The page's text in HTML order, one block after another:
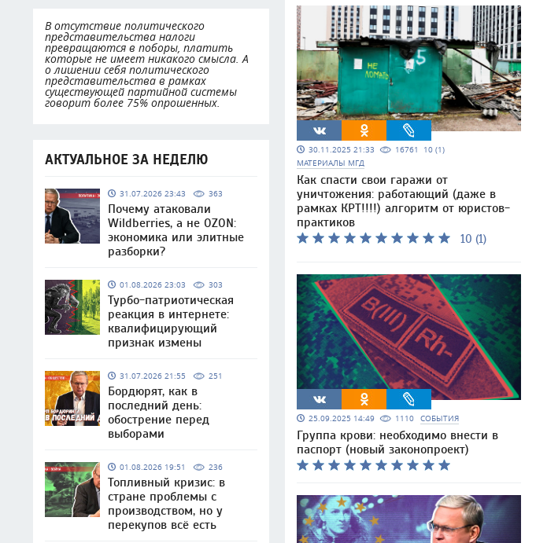
В отсутствие политического
представительства налоги
превращаются в поборы, платить
которые не имеет никакого смысла. А
о лишении себя политического
представительства в рамках
существующей партийной системы
говорит более 75% опрошенных.
АКТУАЛЬНОЕ ЗА НЕДЕЛЮ
31.07.2026 23:43 363
Почему атаковали
Wildberries, а не OZON:
экономика или элитные
разборки?
01.08.2026 23:03 303
Турбо-патриотическая
реакция в интернете:
квалифицирующий
признак измены
31.07.2026 21:55 251
Бордюрят, как в
последний день:
обострение перед
выборами
01.08.2026 19:51 236
Топливный кризис: в
стране проблемы с
производством, но у
перекупов всё есть
30.11.2025 21:33 16761 10 (1)
МАТЕРИАЛЫ МГД
Как спасти свои гаражи от
уничтожения: работающий (даже в
рамках КРТ!!!!) алгоритм от юристов-
практиков
10 (1)
25.09.2025 14:49 1110 СОБЫТИЯ
Группа крови: необходимо внести в
паспорт (новый законопроект)